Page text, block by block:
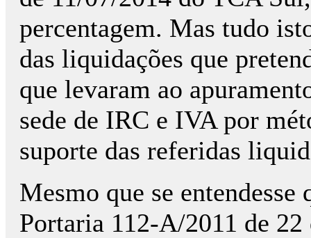
percentagem. Mas tudo
das liquidações que
que levaram ao
sede de IRC e IVA por
suporte das referidas
Mesmo que se
Portaria 112-A/2011 de